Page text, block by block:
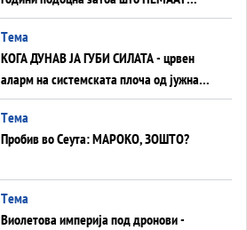
ВНУЦИ ДА ГИ ЗАМЕНАТ
Tема
КОГА ДУНАВ ЈА ГУБИ СИЛАТА - црвен
аларм на системската плоча од јужна
Германија до Црното Море...
Tема
Пробив во Сеута: МАРОКО, ЗОШТО?
Tема
Виолетова империја под дронови -